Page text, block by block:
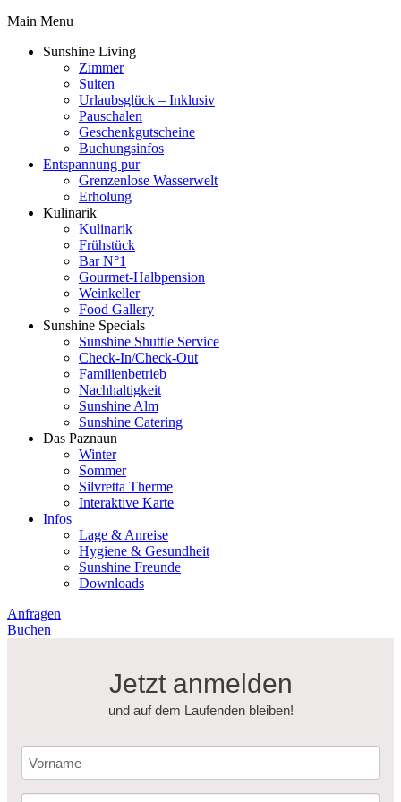
Main Menu
Sunshine Living
Zimmer
Suiten
Urlaubsglück – Inklusiv
Pauschalen
Geschenkgutscheine
Buchungsinfos
Entspannung pur
Grenzenlose Wasserwelt
Erholung
Kulinarik
Kulinarik
Frühstück
Bar N°1
Gourmet-Halbpension
Weinkeller
Food Gallery
Sunshine Specials
Sunshine Shuttle Service
Check-In/Check-Out
Familienbetrieb
Nachhaltigkeit
Sunshine Alm
Sunshine Catering
Das Paznaun
Winter
Sommer
Silvretta Therme
Interaktive Karte
Infos
Lage & Anreise
Hygiene & Gesundheit
Sunshine Freunde
Downloads
Anfragen
Buchen
Jetzt anmelden
und auf dem Laufenden bleiben!